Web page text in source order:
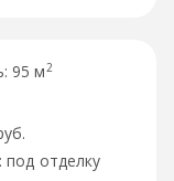
95 м 2
под отделку